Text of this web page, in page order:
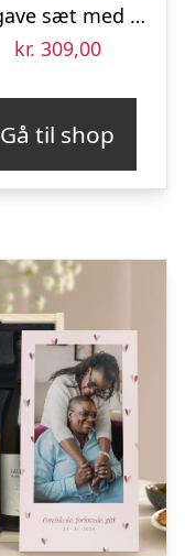
Vin gave sæt med glas – Maison de la Surprise Chardonnay – Graveret låg
kr. 309,00
Gå til shop